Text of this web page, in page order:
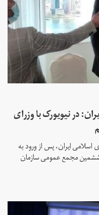
در نیویورک با وزرای
اسلامی ایران، پس از ورود به
مجمع عمومی سازمان